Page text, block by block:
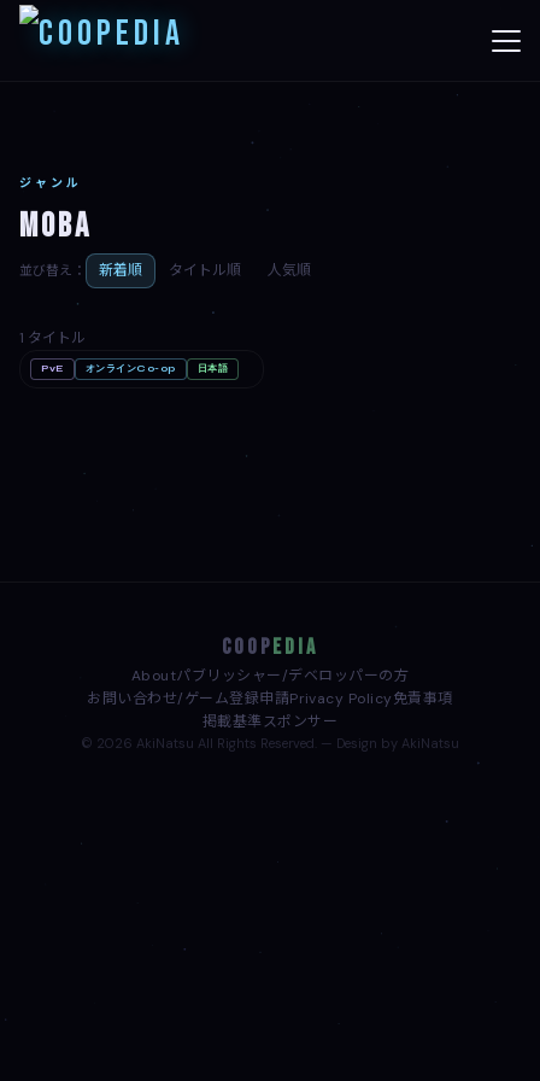
ジャンル
MOBA
並び替え： 新着順 タイトル順 人気順
1 タイトル
PC
Shape of Dreams
PvE オンラインCo-op 日本語
COOP EDIA
Aboutパブリッシャー/デベロッパーの方
お問い合わせ/ゲーム登録申請Privacy Policy免責事項
掲載基準スポンサー
© 2026 AkiNatsu All Rights Reserved. — Design by AkiNatsu